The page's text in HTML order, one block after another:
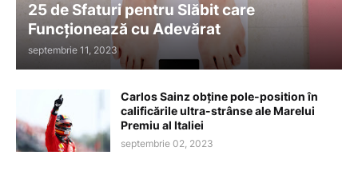
25 de Sfaturi pentru Slăbit care
Funcționează cu Adevărat
septembrie 11, 2023
Carlos Sainz obține pole-position în
calificările ultra-strânse ale Marelui
Premiu al Italiei
septembrie 02, 2023